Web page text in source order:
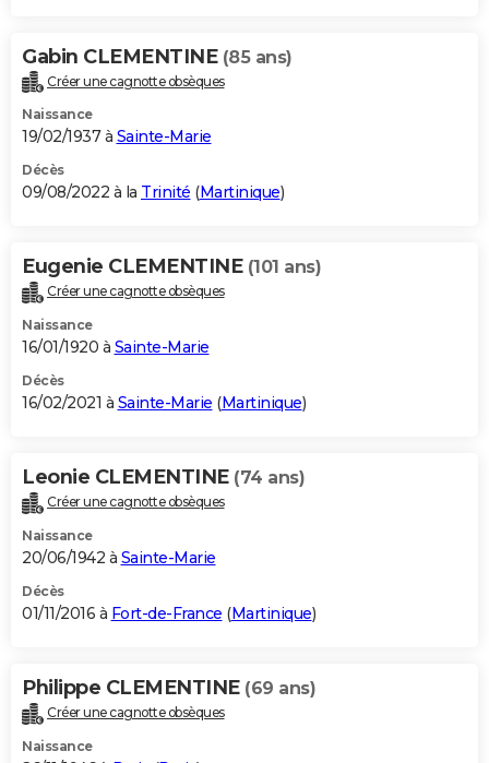
Gabin CLEMENTINE (85 ans)
Créer une cagnotte obsèques
Naissance
19/02/1937 à Sainte-Marie
Décès
09/08/2022 à la Trinité (Martinique)
Eugenie CLEMENTINE (101 ans)
Créer une cagnotte obsèques
Naissance
16/01/1920 à Sainte-Marie
Décès
16/02/2021 à Sainte-Marie (Martinique)
Leonie CLEMENTINE (74 ans)
Créer une cagnotte obsèques
Naissance
20/06/1942 à Sainte-Marie
Décès
01/11/2016 à Fort-de-France (Martinique)
Philippe CLEMENTINE (69 ans)
Créer une cagnotte obsèques
Naissance